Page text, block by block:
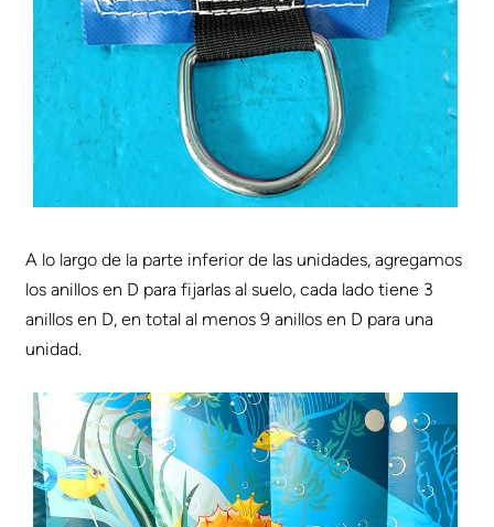
A lo largo de la parte inferior de las unidades, agregamos
los anillos en D para fijarlas al suelo, cada lado tiene 3
anillos en D, en total al menos 9 anillos en D para una
unidad.